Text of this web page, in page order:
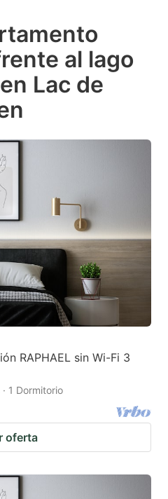
al lago
Lac de
RAPHAEL sin Wi-Fi 3
1 Dormitorio
oferta